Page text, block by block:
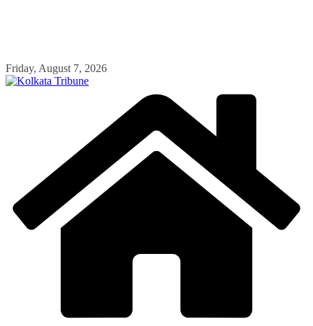
Skip
to
Friday, August 7, 2026